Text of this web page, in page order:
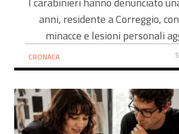
I carabinieri hanno denunciato
anni, residente a Correggio, con
minacce e lesioni personali
CRONACA